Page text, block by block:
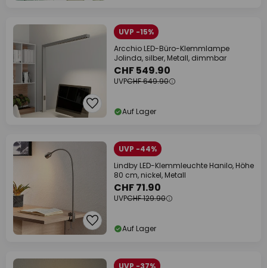
UVP -15%
Arcchio LED-Büro-Klemmlampe
Jolinda, silber, Metall, dimmbar
CHF 549.90
UVPCHF 649.90
Auf Lager
UVP -44%
Lindby LED-Klemmleuchte Hanilo, Höhe
80 cm, nickel, Metall
CHF 71.90
UVPCHF 129.90
Auf Lager
UVP -37%